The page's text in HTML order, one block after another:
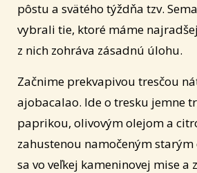
pôstu a svätého týždňa tzv.
vybrali tie, ktoré máme
z nich zohráva zásadnú úlohu.
Začnime prekvapivou tresčou
ajobacalao. Ide o tresku jemne
paprikou, olivovým olejom a
zahustenou namočeným
sa vo veľkej kameninovej mise a